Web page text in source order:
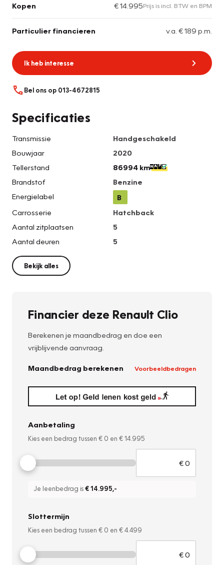
Kopen € 14.995Prijs is incl. BTW en BPM
Particulier financieren v.a. € 189 p.m.
Ik heb interesse
Bel ons op 013-4672815
Specificaties
Transmissie
Handgeschakeld
Bouwjaar
2020
Tellerstand
86994 km
Brandstof
Benzine
Energielabel
B
Carrosserie
Hatchback
Aantal zitplaatsen
5
Aantal deuren
5
Bekijk alles
Financier deze Renault Clio
Berekenen je maandbedrag en doe een
vrijblijvende aanvraag.
Maandbedrag berekenen Voorbeeldbedragen
Aanbetaling
Kies een bedrag tussen € 0 en € 14.995
Je leenbedrag is€ 14.995,-
Slottermijn
Kies een bedrag tussen € 0 en € 4.499